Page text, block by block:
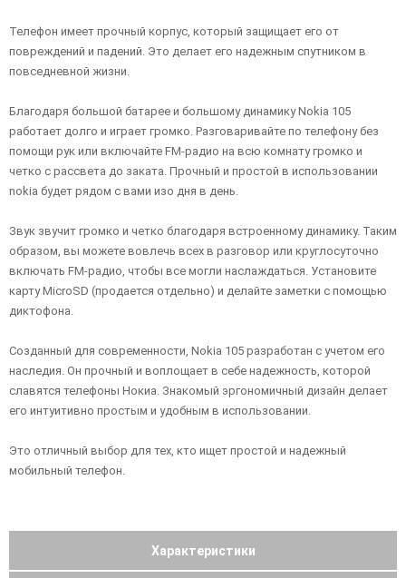
Телефон имеет прочный корпус, который защищает его от
повреждений и падений. Это делает его надежным спутником в
повседневной жизни.
Благодаря большой батарее и большому динамику Nokia 105
работает долго и играет громко. Разговаривайте по телефону без
помощи рук или включайте FM-радио на всю комнату громко и
четко с рассвета до заката. Прочный и простой в использовании
nokia будет рядом с вами изо дня в день.
Звук звучит громко и четко благодаря встроенному динамику. Таким
образом, вы можете вовлечь всех в разговор или круглосуточно
включать FM-радио, чтобы все могли наслаждаться. Установите
карту MicroSD (продается отдельно) и делайте заметки с помощью
диктофона.
Созданный для современности, Nokia 105 разработан с учетом его
наследия. Он прочный и воплощает в себе надежность, которой
славятся телефоны Нокиа. Знакомый эргономичный дизайн делает
его интуитивно простым и удобным в использовании.
Это отличный выбор для тех, кто ищет простой и надежный
мобильный телефон.
Характеристики